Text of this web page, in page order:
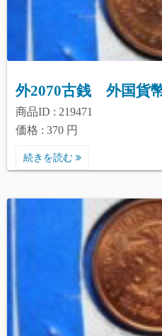
外2070古銭 外国貨
商品ID : 219471
価格 : 370 円
続きを読む